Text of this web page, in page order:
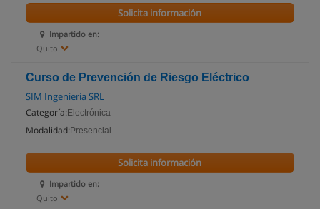
Impartido en:
Quito
Solicita información
Curso de Prevención de Riesgo Eléctrico
SIM Ingeniería SRL
Categoría: Electrónica
Modalidad: Presencial
Impartido en:
Quito
Solicita información